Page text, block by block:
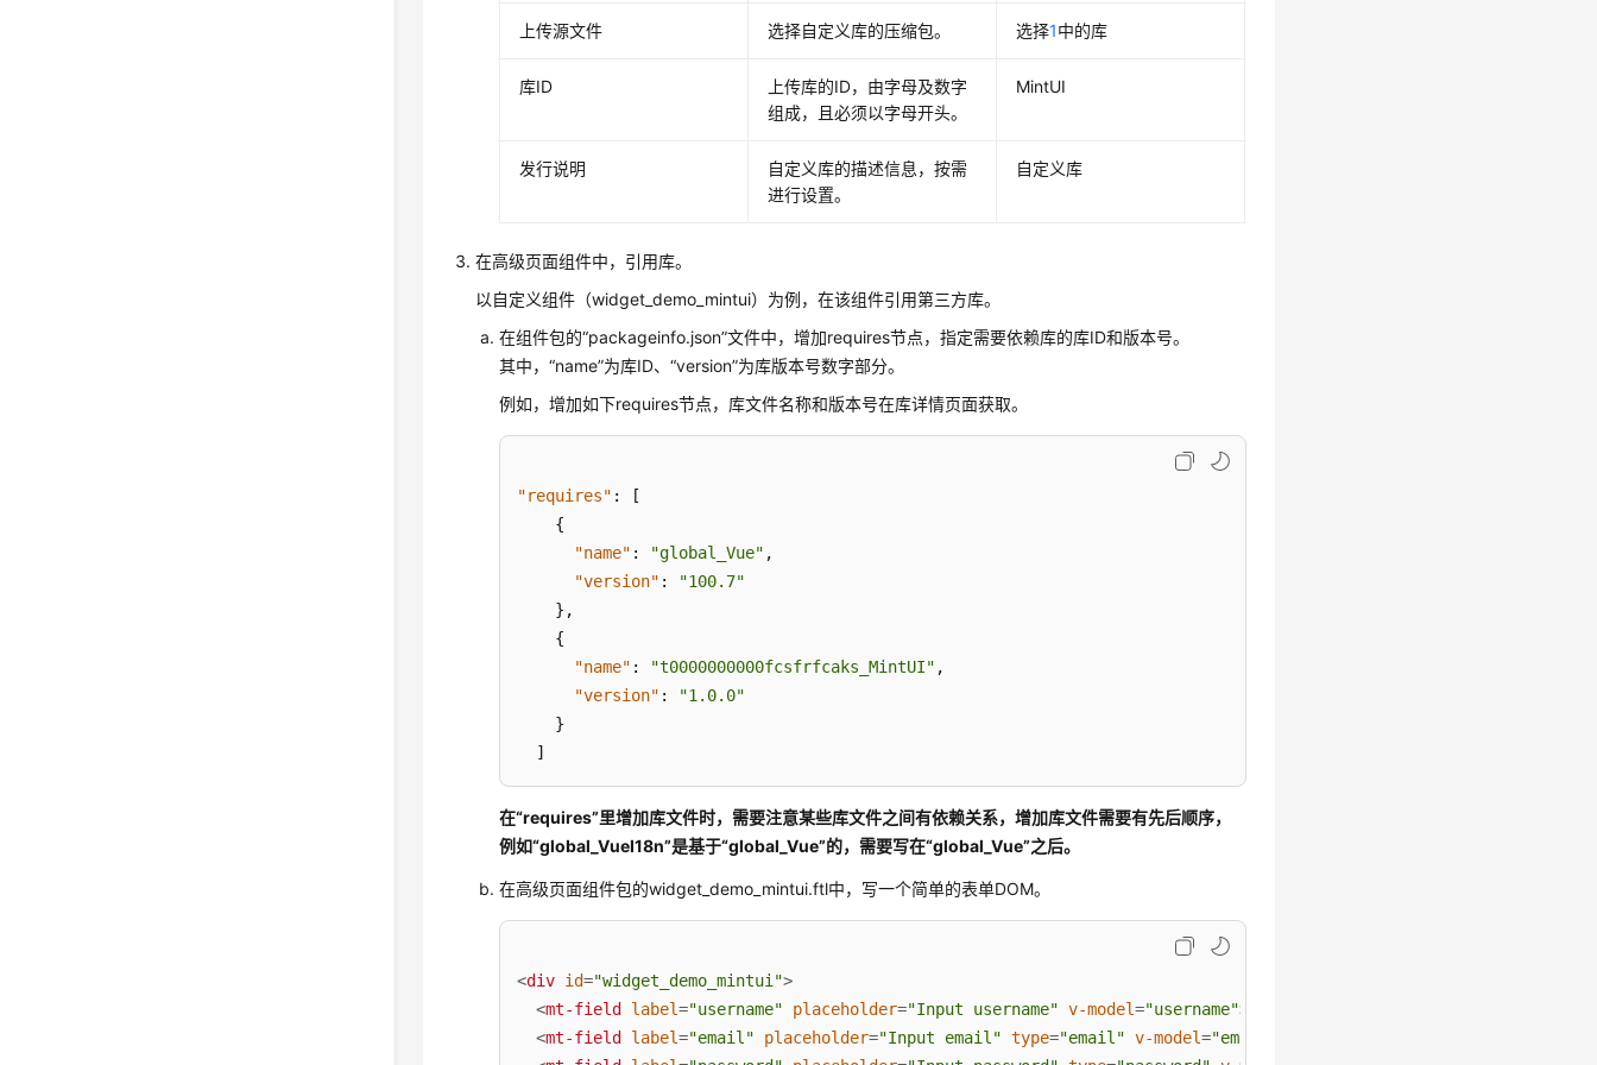
上传源文件 选择自定义库的压缩包。 选择1中的库
库ID
上传库的ID，由字母及数字
组成，且必须以字母开头。
MintUI
发行说明
自定义库的描述信息，按需
进行设置。
自定义库
在高级页面组件中，引用库。
以自定义组件（widget_demo_mintui）为例，在该组件引用第三方库。
在组件包的“packageinfo.json”文件中，增加requires节点，指定需要依赖库的库ID和版本号。
其中，“name”为库ID、“version”为库版本号数字部分。
例如，增加如下requires节点，库文件名称和版本号在库详情页面获取。
"requires" :
[
{
"name" : "global_Vue" ,
"version" :
"100.7"
} ,
{
"name" : "t0000000000fcsfrfcaks_MintUI" ,
"version" :
"1.0.0"
}
]
在“requires”里增加库文件时，需要注意某些库文件之间有依赖关系，增加库文件需要有先后顺序，
例如“global_VueI18n”是基于“global_Vue”的，需要写在“global_Vue”之后。
在高级页面组件包的widget_demo_mintui.ftl中，写一个简单的表单DOM。
<div id="widget_demo_mintui">
<mt-field label="username" placeholder="Input username" v-model="username">
<mt-field label="email" placeholder="Input email" type="email" v-model="email"